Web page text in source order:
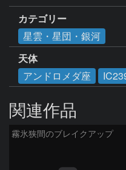
カテゴリー
星雲・星団・銀河
天体
アンドロメダ座
関連作品
霧氷狭間のブレイクアップ